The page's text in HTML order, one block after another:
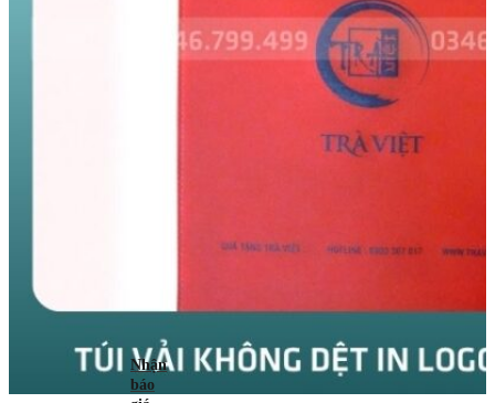
Túi vải
Túi vải
Canvas (Túi vải
Liên hệ